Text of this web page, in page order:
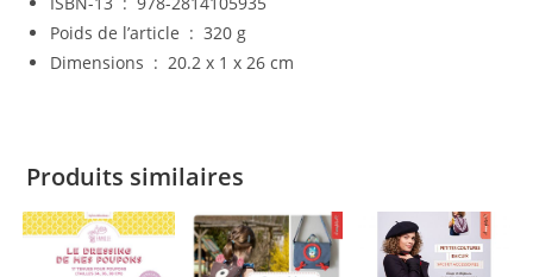
Poids de l’article ‏ : ‎320 g
Dimensions ‏ : ‎20.2 x 1 x 26 cm
Produits similaires